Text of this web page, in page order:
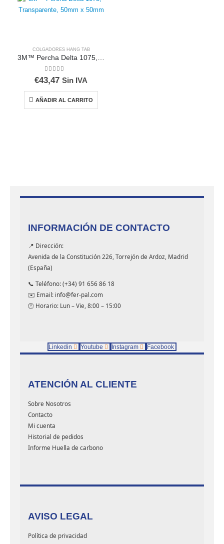
COLGADORES HANG TAB
0 out of 5
€43,47 Sin IVA
AÑADIR AL CARRITO
INFORMACIÓN DE CONTACTO
📍 Dirección:
Avenida de la Constitución 226, Torrejón de Ardoz, Madrid
(España)
📞 Teléfono: (+34) 91 656 86 18
✉️ Email: info@fer-pal.com
🕐 Horario: Lun – Vie, 8:00 – 15:00
Linkedin Youtube Instagram Facebook
ATENCIÓN AL CLIENTE
Sobre Nosotros
Contacto
Mi cuenta
Historial de pedidos
Informe Huella de carbono
AVISO LEGAL
Política de privacidad